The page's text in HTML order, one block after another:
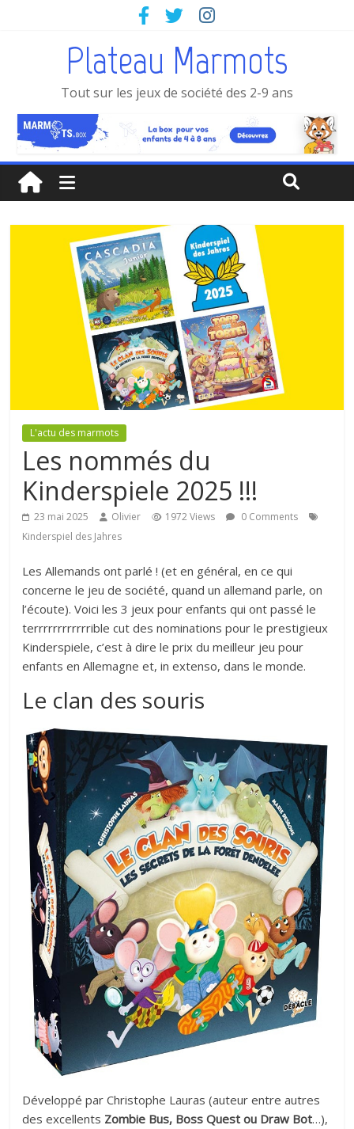
Plateau Marmots
Tout sur les jeux de société des 2-9 ans
L'actu des marmots
Les nommés du
Kinderspiele 2025 !!!
23 mai 2025 Olivier 1972 Views
0 Comments
Kinderspiel des Jahres
Les Allemands ont parlé ! (et en général, en ce qui
concerne le jeu de société, quand un allemand parle, on
l’écoute). Voici les 3 jeux pour enfants qui ont passé le
terrrrrrrrrrrrible cut des nominations pour le prestigieux
Kinderspiele, c’est à dire le prix du meilleur jeu pour
enfants en Allemagne et, in extenso, dans le monde.
Le clan des souris
Développé par Christophe Lauras (auteur entre autres
des excellents Zombie Bus, Boss Quest ou Draw Bot…),